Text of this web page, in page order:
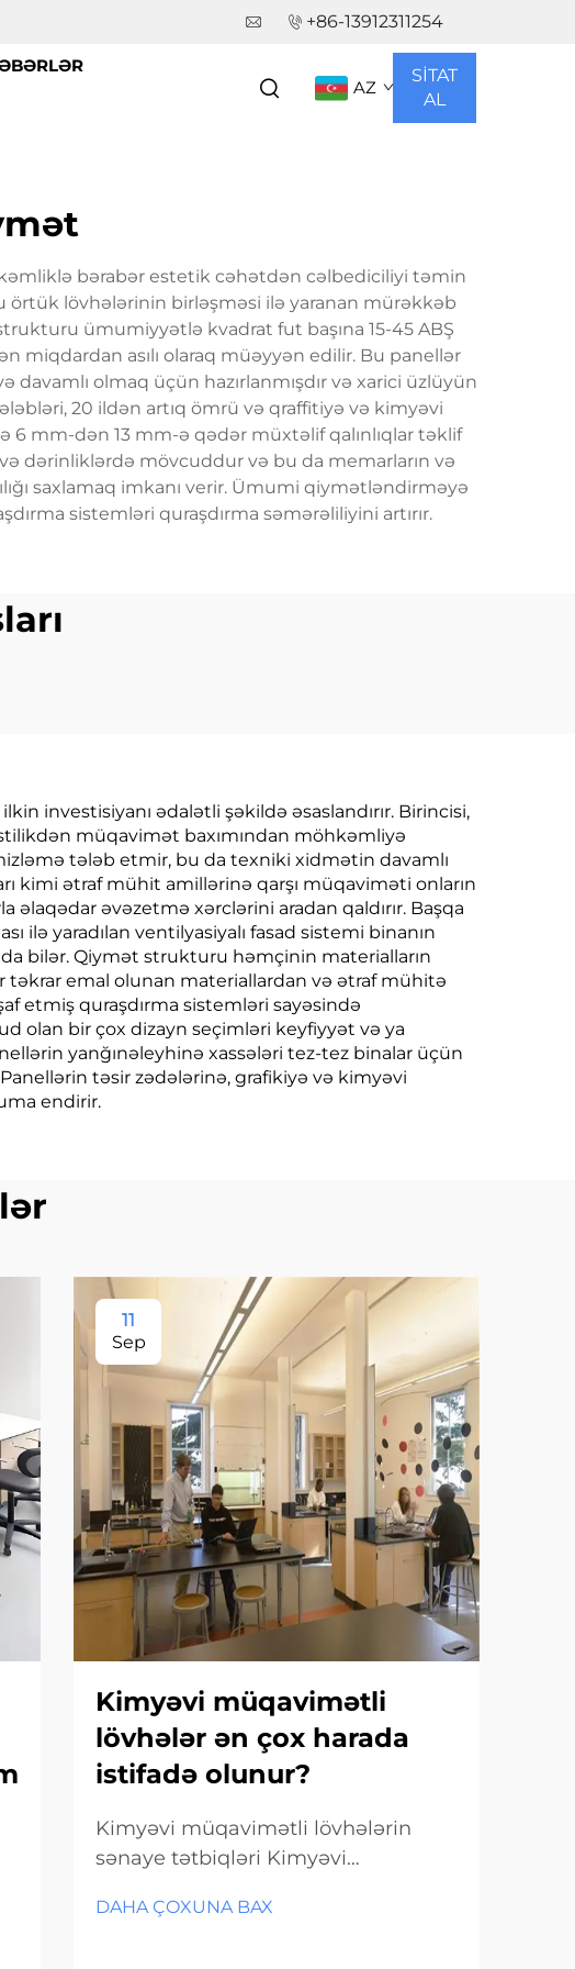
+86-13912311254
AZ
SİTAT
AL
bərabər estetik cəhətdən cəlbediciliyi təmin
örtük lövhələrinin birləşməsi ilə yaranan mürəkkəb
ümumiyyətlə kvadrat fut başına 15-45 ABŞ
miqdardan asılı olaraq müəyyən edilir. Bu panellər
olmaq üçün hazırlanmışdır və xarici üzlüyün
20 ildən artıq ömrü və qraffitiyə və kimyəvi
6 mm-dən 13 mm-ə qədər müxtəlif qalınlıqlar təklif
dərinliklərdə mövcuddur və bu da memarların və
saxlamaq imkanı verir. Ümumi qiymətləndirməyə
sistemləri quraşdırma səmərəliliyini artırır.
investisiyanı ədalətli şəkildə əsaslandırır. Birincisi,
müqavimət baxımından möhkəmliyə
tələb etmir, bu da texniki xidmətin davamlı
kimi ətraf mühit amillərinə qarşı müqaviməti onların
əvəzetmə xərclərini aradan qaldırır. Başqa
ilə yaradılan ventilyasiyalı fasad sistemi binanın
bilər. Qiymət strukturu həmçinin materialların
təkrar emal olunan materiallardan və ətraf mühitə
etmiş quraşdırma sistemləri sayəsində
olan bir çox dizayn seçimləri keyfiyyət və ya
yanğınəleyhinə xassələri tez-tez binalar üçün
təsir zədələrinə, grafikiyə və kimyəvi
endirir.
11
Sep
Kimyəvi müqavimətli
lövhələr ən çox harada
istifadə olunur?
Kimyəvi müqavimətli lövhələrin
sənaye tətbiqləri Kimyəvi
yaradan maddələrə və ağır kimyəvi
DAHA ÇOXUNA BAX